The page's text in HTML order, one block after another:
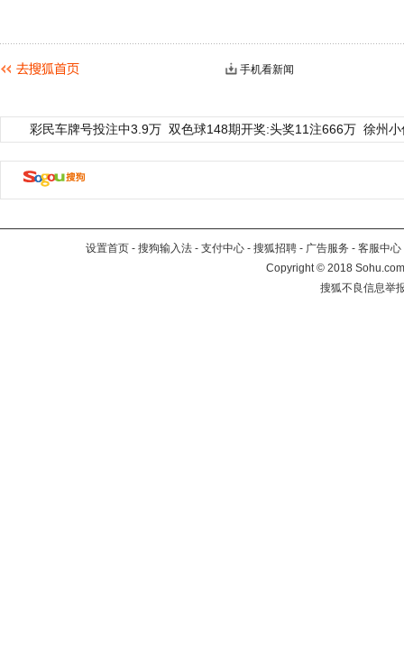
手机看新闻
彩民车牌号投注中3.9万 双色球148期开奖:头奖11注666万 徐州
设置首页 - 搜狗输入法 - 支付中心 - 搜狐招聘 - 广告服务 - 客服中心
Copyright©2018
搜狐不良信息举